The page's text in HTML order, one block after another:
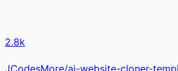
2.8k